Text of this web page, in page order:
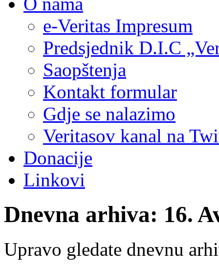
e-Veritas Impresum
Predsjednik D.I.C
Saopštenja
Kontakt formular
Gdje se nalazimo
Veritasov kanal na
Donacije
Linkovi
Dnevna arhiva: 16.
Upravo gledate dnevnu